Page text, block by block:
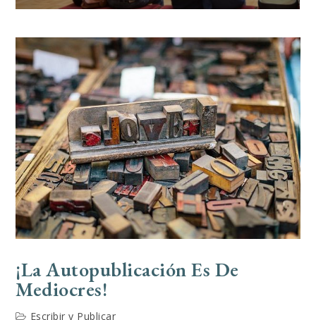
¡La Autopublicación Es De
Mediocres!
Escribir y Publicar